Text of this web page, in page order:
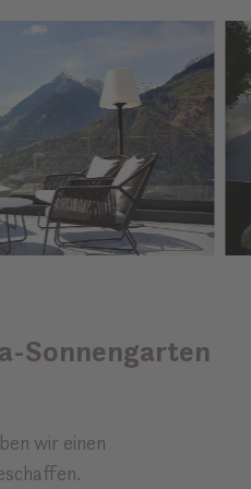
Sonnengarten
wir einen